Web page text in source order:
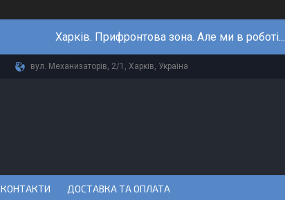
Харків. Прифронтова зона. Але ми в роботі...
вул. Механизаторів, 2/1, Харків, Україна
КОНТАКТИ ДОСТАВКА ТА ОПЛАТА